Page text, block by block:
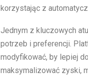
korzystając z
Jednym z kluczowych
potrzeb i preferencji.
modyfikować, by lepiej
maksymalizować zyski,